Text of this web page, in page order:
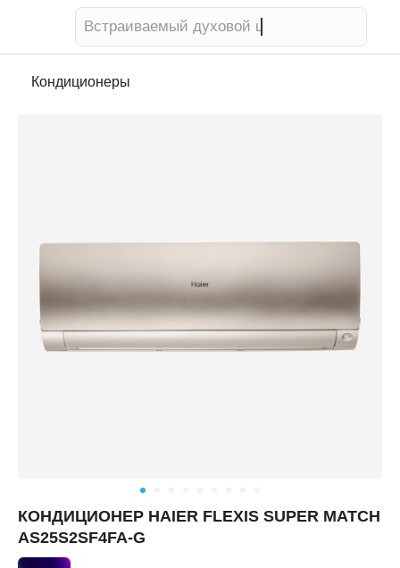
Телевизор
Кондиционеры
КОНДИЦИОНЕР HAIER FLEXIS SUPER MATCH
AS25S2SF4FA-G